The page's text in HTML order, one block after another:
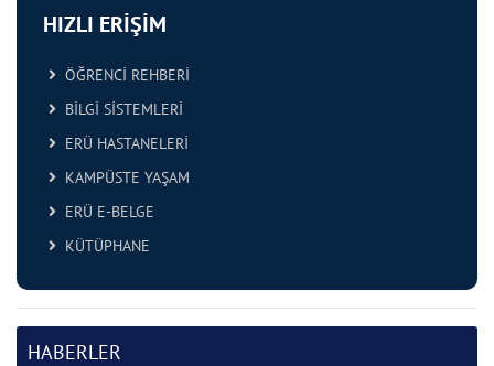
HIZLI ERİŞİM
ÖĞRENCİ REHBERİ
BİLGİ SİSTEMLERİ
ERÜ HASTANELERİ
KAMPÜSTE YAŞAM
ERÜ E-BELGE
KÜTÜPHANE
HABERLER